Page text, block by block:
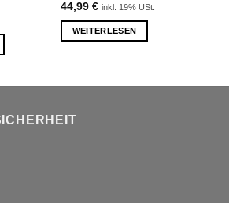
44,99 € inkl. 19% USt.
WEITERLESEN